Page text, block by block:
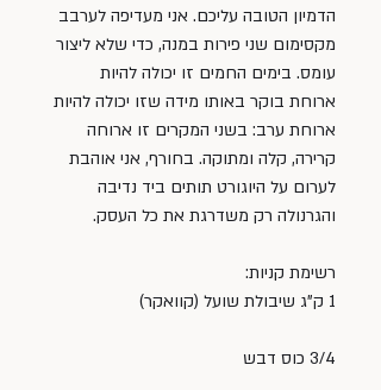
הדמיון הטובה עליכם. אני מעדיפה לערבב
מקסימום שני פירות במנה, כדי שלא ליצור
עומס. בימים החמים זו יכולה להיות
ארוחת בוקר באותו מידה שזו יכולה להיות
ארוחת ערב: בשני המקרים זו ארוחה
קרירה, קלה ומתוקה. בחורף, אני אוהבת
לערום על היוגורט תותים ביד נדיבה
והגרנולה רק משדרגת את כל העסק.
רשימת קניות:
1 ק”ג שיבולת שועל (קוואקר)
3/4 כוס דבש